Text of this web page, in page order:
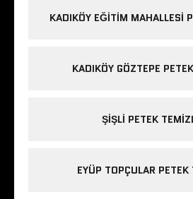
KADIKÖY EĞITIM MAHALLESI
KADIKÖY GÖZTEPE
ŞIŞLI PETEK
EYÜP TOPÇULAR